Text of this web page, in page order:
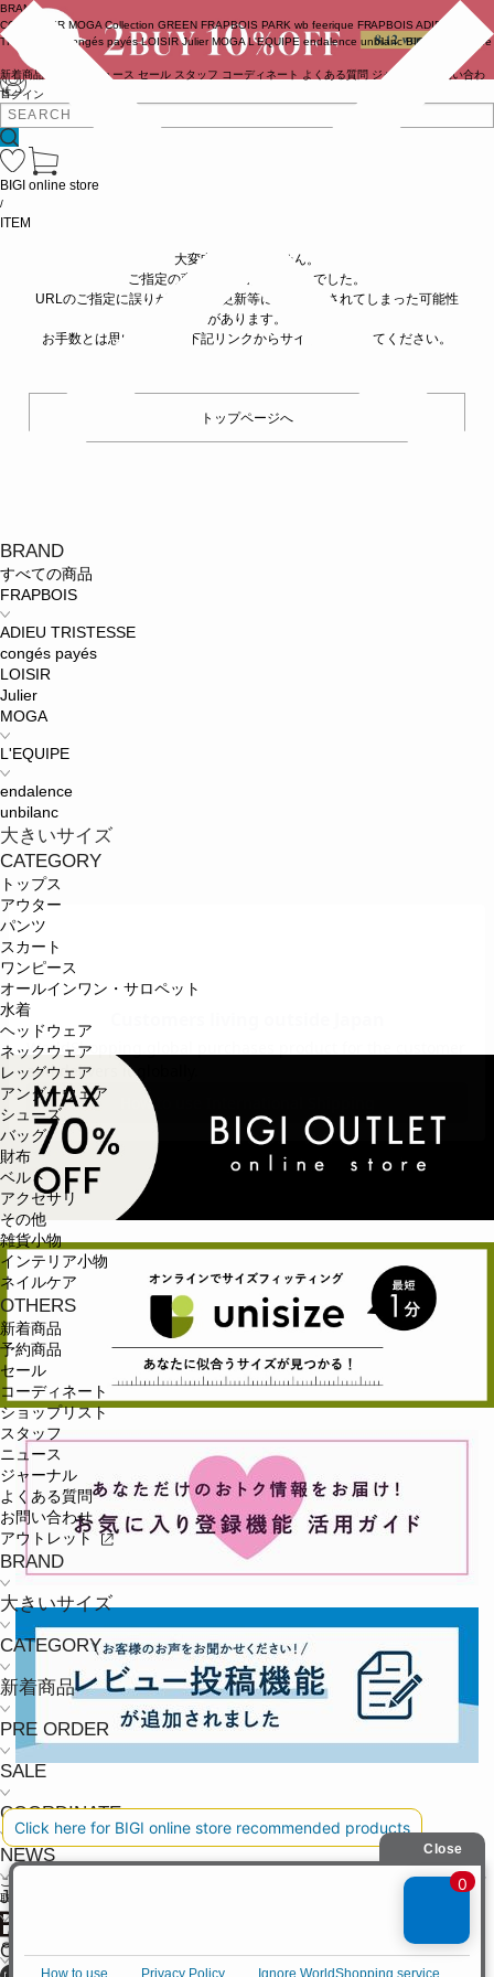
ログイン
BRAND
COUTURIER MOGA Collection GREEN FRAPBOIS PARK wb feerique FRAPBOIS ADIEU
TRISTESSE
congés payés LOISIR Julier MOGA L'EQUIPE endalence unbilanc BIGI online store
新着商品 ニュース セール スタッフ コーディネート よくある質問 ジャーナル
お問い合わ
せ
BRAND
すべての商品
FRAPBOIS
ADIEU TRISTESSE
congés payés
LOISIR
Julier
MOGA
L'EQUIPE
endalence
unbilanc
大きいサイズ
CATEGORY
トップス
アウター
パンツ
スカート
ワンピース
オールインワン・サロペット
水着
ヘッドウェア
ネックウェア
レッグウェア
アンダーウェア
シューズ
バッグ
財布
ベルト
アクセサリ
その他
雑貨小物
インテリア小物
ネイルケア
OTHERS
新着商品
予約商品
セール
コーディネート
ショップリスト
スタッフ
ニュース
ジャーナル
よくある質問
お問い合わせ
アウトレット
BRAND
大きいサイズ
CATEGORY
新着商品
PRE ORDER
SALE
COORDINATE
NEWS
JOURNAL
よくある質問
BIGI online store
/
ITEM
大変申し訳ありません。
ご指定の商品が見つかりませんでした。
URLのご指定に誤りがあるか、更新等に伴い削除されてしまった可能性
があります。
お手数とは思いますが、下記リンクからサイトへ移動してください。
トップページへ
ご利用ガイド 個人情報保護方針
特定商
取引法に基づく表記
OFFICIAL SNS